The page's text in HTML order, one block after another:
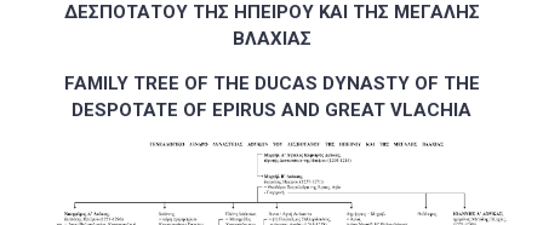
ΔΕΣΠΟΤΑΤΟΥ ΤΗΣ ΗΠΕΙΡΟΥ ΚΑΙ ΤΗΣ ΜΕΓΑΛΗΣ
ΒΛΑΧΙΑΣ
FAMILY TREE OF THE DUCAS DYNASTY OF THE
DESPOTATE OF EPIRUS AND GREAT VLACHIA